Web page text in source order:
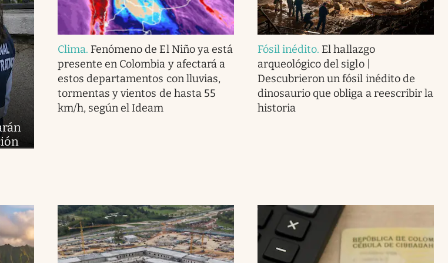
Clima. Fenómeno de El Niño ya está
presente en Colombia y afectará a
estos departamentos con lluvias,
tormentas y vientos de hasta 55
km/h, según el Ideam
Fósil inédito. El hallazgo
arqueológico del siglo |
Descubrieron un fósil inédito de
dinosaurio que obliga a reescribir la
historia